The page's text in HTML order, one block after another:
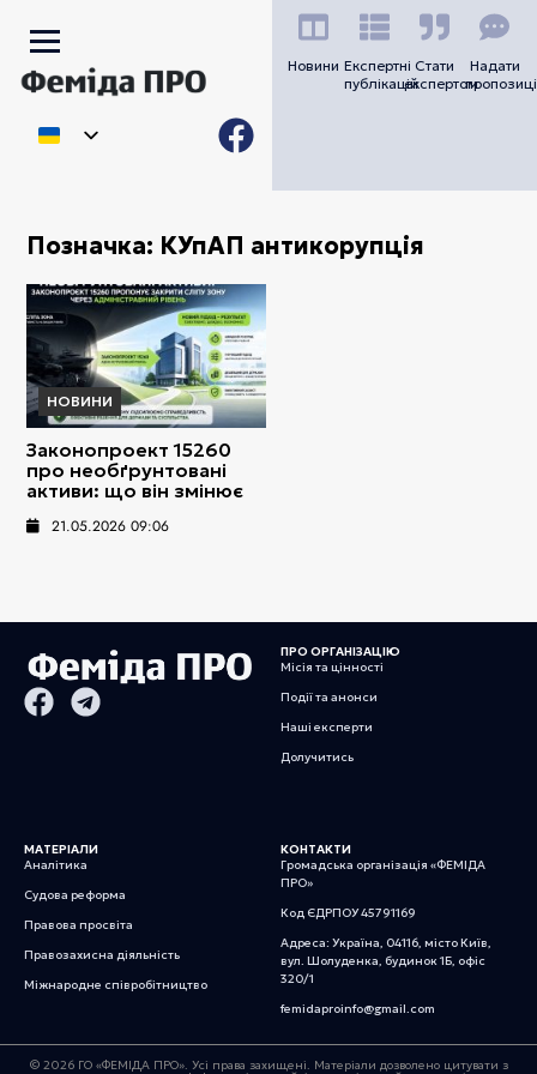
Новини Експертні
публікацій
Стати
експертом
Надати
Позначка: КУпАП антикорупція
НОВИНИ
Законопроект 15260
про необґрунтовані
активи: що він змінює
21.05.2026 09:06
ПРО ОРГАНІЗАЦІЮ
Місія та цінності
Події та анонси
Наші експерти
Долучитись
МАТЕРІАЛИ
Аналітика
Судова реформа
Правова просвіта
Правозахисна діяльність
Міжнародне співробітництво
КОНТАКТИ
Громадська організація «ФЕМІДА
ПРО»
Код ЄДРПОУ 45791169
Адреса: Україна, 04116, місто Київ,
вул. Шолуденка, будинок 1Б, офіс
320/1
femidaproinfo@gmail.com
© 2026 ГО «ФЕМІДА ПРО». Усі права захищені. Матеріали дозволено цитувати з